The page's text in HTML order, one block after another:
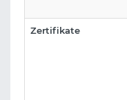
Zertifikate